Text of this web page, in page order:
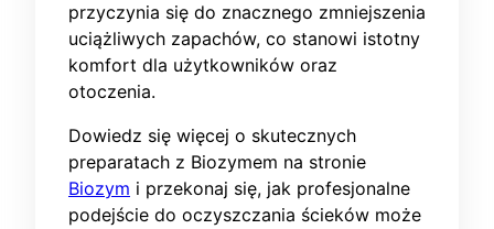
przyczynia się do znacznego zmniejszenia
uciążliwych zapachów, co stanowi istotny
komfort dla użytkowników oraz
otoczenia.
Dowiedz się więcej o skutecznych
preparatach z Biozymem na stronie
Biozym i przekonaj się, jak profesjonalne
podejście do oczyszczania ścieków może